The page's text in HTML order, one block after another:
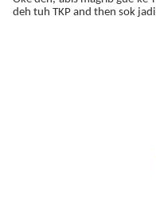
deh tuh TKP and then sok